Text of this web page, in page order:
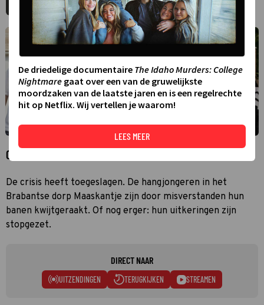
MIJNGIDS AGENDA DELEN
Over New Kids turbo
De crisis heeft toegeslagen. De hangjongeren in het
Brabantse dorp Maaskantje zijn door misverstanden hun
banen kwijtgeraakt. Of nog erger: hun uitkeringen zijn
stopgezet.
DIRECT NAAR
UITZENDINGEN TERUGKIJKEN STREAMEN
De driedelige documentaire The Idaho Murders: College
Nightmare gaat over een van de gruwelijkste
moordzaken van de laatste jaren en is een regelrechte
hit op Netflix. Wij vertellen je waarom!
LEES MEER